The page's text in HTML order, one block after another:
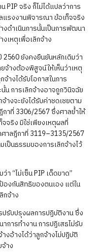
PIP จริง ก็ไม่ได้แปลว่าการ
แรงงานพิจารณา ข้อเท็จจริง
งดำเนินการนั้นเป็นการพัฒนา
เหตุเพื่อเลิกจ้าง
ยังคงยืนยันหลักเดิมว่า
จ้างต้องพิสูจน์ให้เห็นว่าเหตุ
างได้รับโอกาสในการ
น การเลิกจ้างอาจถูกวินิจฉัย
างจะยังได้รับค่าชดเชยตาม
าที่ 3306/2567 ซึ่งศาลย้ำให้
จริง มิใช่เพียงเหตุผลที่
าลฎีกาที่ 3119–3135/2567
ป็นธรรมของการเลิกจ้างไว้
า “ไม่เซ็น PIP เด็ดขาด”
ป้องกันสิทธิของตนเอง แต่ใน
กจ้าง
ปรับปรุงผลการปฏิบัติงาน ซึ่ง
การทำงาน การปฏิเสธไม่รับ
งอ้างได้ว่าลูกจ้างไม่ปฏิบัติ
าง